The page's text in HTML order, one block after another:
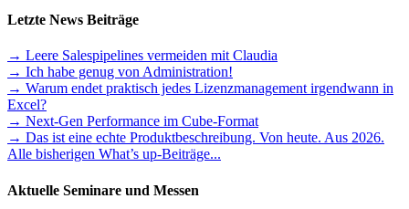
Letzte News Beiträge
→ Leere Salespipelines vermeiden mit Claudia
→ Ich habe genug von Administration!
→ Warum endet praktisch jedes Lizenzmanagement irgendwann in
Excel?
→ Next-Gen Performance im Cube-Format
→ Das ist eine echte Produktbeschreibung. Von heute. Aus 2026.
Alle bisherigen What’s up-Beiträge...
Aktuelle Seminare und Messen